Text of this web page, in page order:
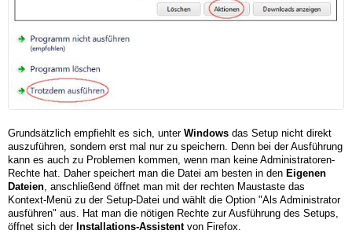
Grundsätzlich empfiehlt es sich, unter Windows das Setup nicht direkt
auszuführen, sondern erst mal nur zu speichern. Denn bei der Ausführung
kann es auch zu Problemen kommen, wenn man keine Administratoren-
Rechte hat. Daher speichert man die Datei am besten in den Eigenen
Dateien , anschließend öffnet man mit der rechten Maustaste das
Kontext-Menü zu der Setup-Datei und wählt die Option "Als Administrator
ausführen" aus. Hat man die nötigen Rechte zur Ausführung des Setups,
öffnet sich der Installations-Assistentvon Firefox.